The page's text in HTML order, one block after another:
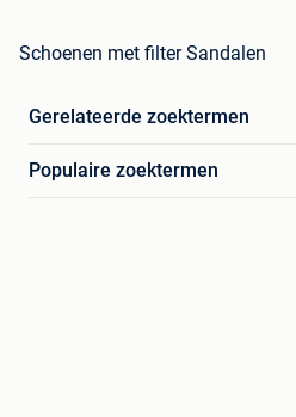
Schoenen met filter Sandalen
Gerelateerde zoektermen
Populaire zoektermen